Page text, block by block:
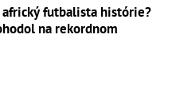
africký futbalista histórie?
na rekordnom